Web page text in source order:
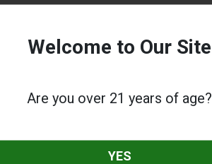
Welcome to Our Site
Are you over 21 years of age?
YES